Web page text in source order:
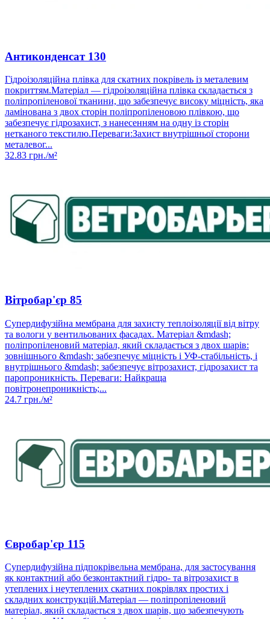
Антиконденсат 130
Гідроізоляційна плівка для скатних покрівель із металевим
покриттям.Матеріал — гідроізоляційна плівка складається з
поліпропіленової тканини, що забезпечує високу міцність, яка
ламінована з двох сторін поліпропіленовою плівкою, що
забезпечує гідрозахист, з нанесенням на одну із сторін
нетканого текстилю.Переваги:Захист внутрішньої сторони
металевог...
32.83 грн./м²
Вітробар'єр 85
Супердифузійна мембрана для захисту теплоізоляції від вітру
та вологи у вентильованих фасадах. Матеріал &mdash;
поліпропіленовий матеріал, який складається з двох шарів:
зовнішнього &mdash; забезпечує міцність і УФ-стабільність, і
внутрішнього &mdash; забезпечує вітрозахист, гідрозахист та
паропроникність. Переваги: Найкраща
повітронепроникність;...
24.7 грн./м²
Євробар'єр 115
Супердифузійна підпокрівельна мембрана, для застосування
як контактний або безконтактний гідро- та вітрозахист в
утеплених і неутеплених скатних покрівлях простих і
складних конструкцій.Матеріал — поліпропіленовий
матеріал, який складається з двох шарів, що забезпечують